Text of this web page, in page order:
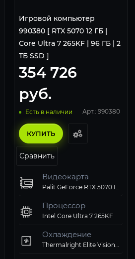
Игровой компьютер
990380 [ RTX 5070 12 ГБ |
Core Ultra 7 265KF | 96 ГБ | 2
ТБ SSD ]
354 726
руб.
Есть в наличии Арт.: 990380
КУПИТЬ
Сравнить
Видеокарта
Palit GeForce RTX 5070 Infinity 3 OC
Процессор
Intel Core Ultra 7 265KF
Охлаждение
Thermalright Elite Vision 360 ARGB White